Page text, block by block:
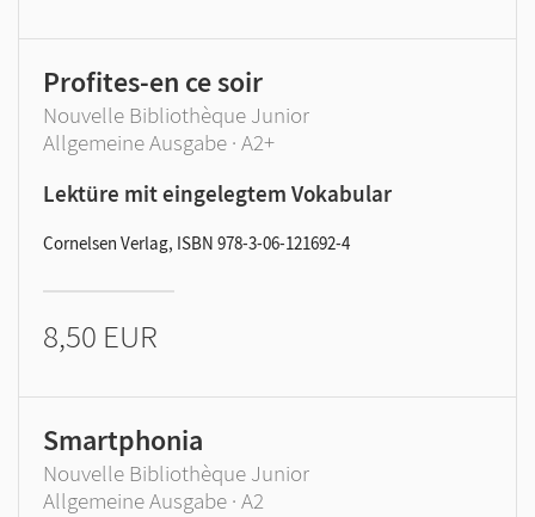
Profites-en ce soir
Nouvelle Bibliothèque Junior
Allgemeine Ausgabe · A2+
Lektüre mit eingelegtem Vokabular
Cornelsen Verlag, ISBN 978-3-06-121692-4
8,50 EUR
Smartphonia
Nouvelle Bibliothèque Junior
Allgemeine Ausgabe · A2